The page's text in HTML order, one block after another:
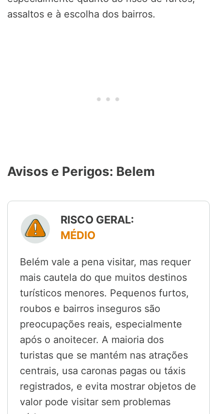
assaltos e à escolha dos bairros.
Avisos e Perigos: Belem
RISCO GERAL:
MÉDIO
Belém vale a pena visitar, mas requer
mais cautela do que muitos destinos
turísticos menores. Pequenos furtos,
roubos e bairros inseguros são
preocupações reais, especialmente
após o anoitecer. A maioria dos
turistas que se mantém nas atrações
centrais, usa caronas pagas ou táxis
registrados, e evita mostrar objetos de
valor pode visitar sem problemas